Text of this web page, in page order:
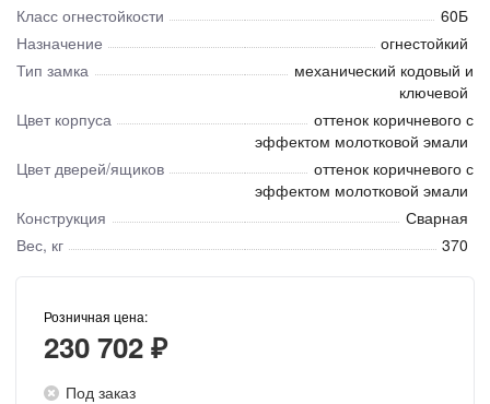
Класс огнестойкости
60Б
Назначение
огнестойкий
Тип замка
механический кодовый и
ключевой
Цвет корпуса
оттенок коричневого с
эффектом молотковой эмали
Цвет дверей/ящиков
оттенок коричневого с
эффектом молотковой эмали
Конструкция
Сварная
Вес, кг
370
Розничная цена:
230 702 ₽
Под заказ